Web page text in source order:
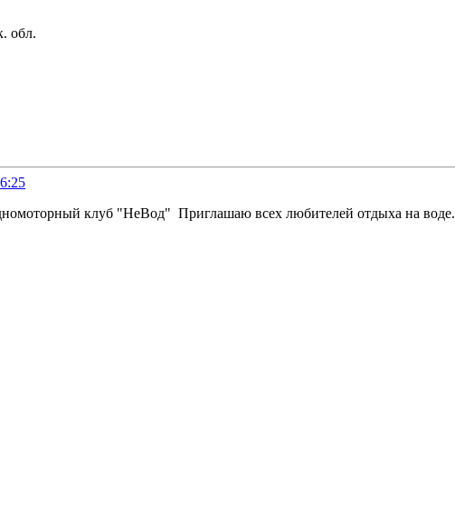
обл.
клуб "НеВод" Приглашаю всех любителей отдыха на воде.